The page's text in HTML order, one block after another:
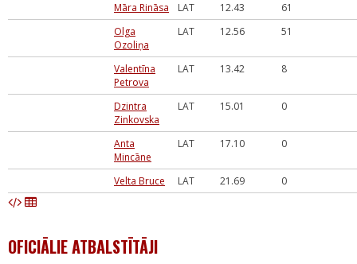
Māra Rināsa LAT 12.43
61
Olga
Ozoliņa
LAT 12.56 51
Valentīna
Petrova
LAT 13.42 8
Dzintra
Zinkovska
LAT 15.01 0
Anta
Mincāne
LAT 17.10 0
Velta Bruce LAT 21.69 0
OFICIĀLIE ATBALSTĪTĀJI